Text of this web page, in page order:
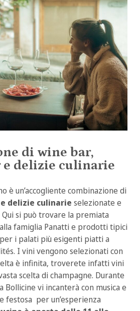
di wine bar,
e delizie culinarie
è un’accogliente combinazione di
delizie culinarie selezionate e
si può trovare la premiata
famiglia Panatti e prodotti tipici
i palati più esigenti piatti a
I vini vengono selezionati con
è infinita, troverete infatti vini
scelta di champagne. Durante
Bollicine vi incanterà con musica e
festosa per un’esperienza